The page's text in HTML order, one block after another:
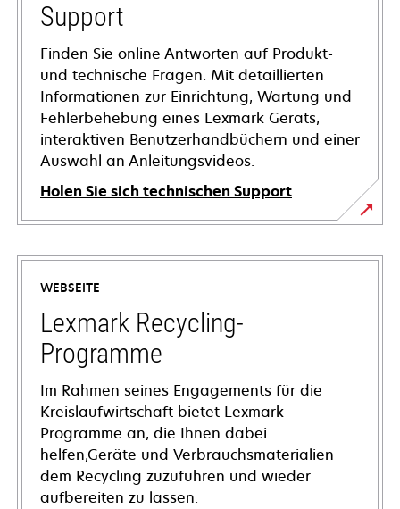
Support
Finden Sie online Antworten auf Produkt-
und technische Fragen. Mit detaillierten
Informationen zur Einrichtung, Wartung und
Fehlerbehebung eines Lexmark Geräts,
interaktiven Benutzerhandbüchern und einer
Auswahl an Anleitungsvideos.
Holen Sie sich technischen Support
wird
in
neuen
Registerkarte
geöffnet
WEBSEITE
Lexmark Recycling-
Programme
Im Rahmen seines Engagements für die
Kreislaufwirtschaft bietet Lexmark
Programme an, die Ihnen dabei
helfen,Geräte und Verbrauchsmaterialien
dem Recycling zuzuführen und wieder
aufbereiten zu lassen.